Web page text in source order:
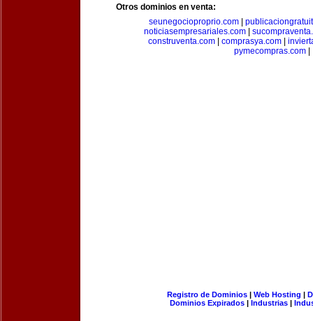
Otros dominios en venta:
seunegocioproprio.com
noticiasempresariales.com|
construventa.com| comprasya.com|
pymecompras.com|
Registro de Dominios| Web Hosting |
Dominios Expirados | Industrias |